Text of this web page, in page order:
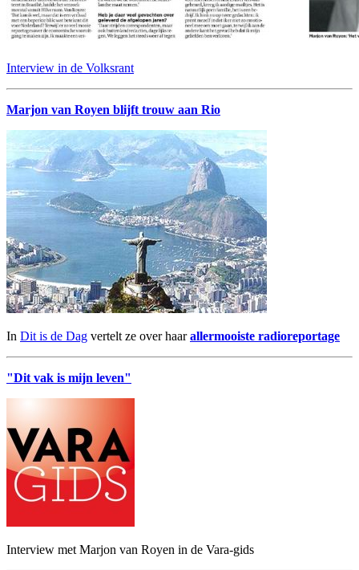
Interview in de Volksrant
Marjon van Royen blijft trouw aan Rio
In Dit is de Dag vertelt ze over haarallermooiste radioreportage
"Dit vak is mijn leven"
Interview met Marjon van Royen in de Vara-gids